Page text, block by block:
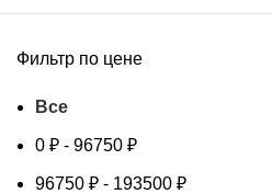
Фильтр по цене
Все
0 ₽ - 96750 ₽
96750 ₽ - 193500 ₽